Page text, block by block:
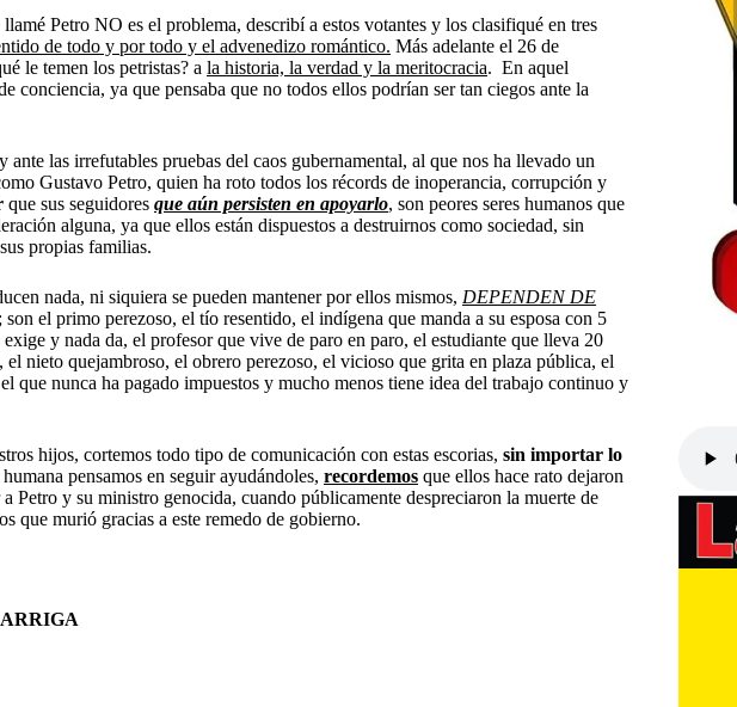
Petro NO es el problema, describí a estos votantes y los clasifiqué en tres
de todo y por todo y el advenedizo romántico. Más adelante el 26 de
le temen los petristas? a la historia, la verdad y la meritocracia. En aquel
conciencia, ya que pensaba que no todos ellos podrían ser tan ciegos ante la
las irrefutables pruebas del caos gubernamental, al que nos ha llevado un
Gustavo Petro, quien ha roto todos los récords de inoperancia, corrupción y
que sus seguidores que aún persisten en apoyarlo, son peores seres humanos que
alguna, ya que ellos están dispuestos a destruirnos como sociedad, sin
propias familias.
nada, ni siquiera se pueden mantener por ellos mismos, DEPENDEN DE
; son el primo perezoso, el tío resentido, el indígena que manda a su esposa con 5
y nada da, el profesor que vive de paro en paro, el estudiante que lleva 20
el nieto quejambroso, el obrero perezoso, el vicioso que grita en plaza pública, el
que nunca ha pagado impuestos y mucho menos tiene idea del trabajo continuo y
hijos, cortemos todo tipo de comunicación con estas escorias, sin importar lo
pensamos en seguir ayudándoles, recordemos que ellos hace rato dejaron
Petro y su ministro genocida, cuando públicamente despreciaron la muerte de
que murió gracias a este remedo de gobierno.